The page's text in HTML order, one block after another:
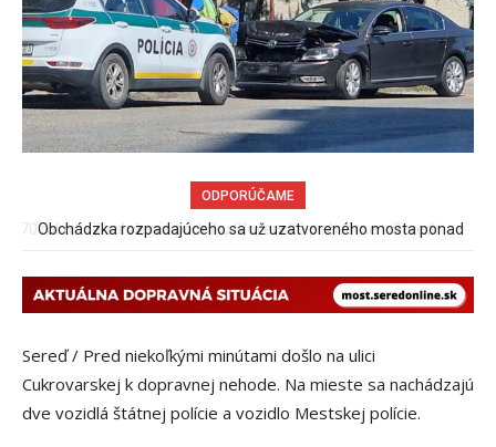
ODPORÚČAME
Obchádzka rozpadajúceho sa už uzatvoreného mosta ponad
Sereď / Pred niekoľkými minútami došlo na ulici
Cukrovarskej k dopravnej nehode. Na mieste sa nachádzajú
dve vozidlá štátnej polície a vozidlo Mestskej polície.